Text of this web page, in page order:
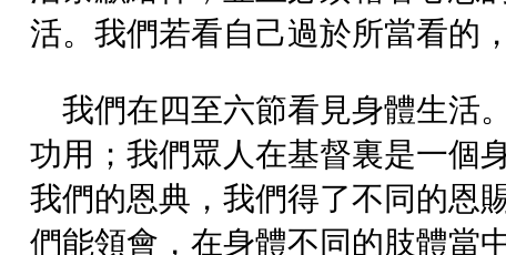
活。我們若看自己過於所當看的
我們在四至六節看見身體生活
功用；我們眾人在基督裏是一個
我們的恩典，我們得了不同的恩
們能領會，在身體不同的肢體當